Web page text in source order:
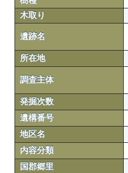
木取り
遺跡名
所在地
調査主体
発掘次数
遺構番号
地区名
内容分類
国郡郷里